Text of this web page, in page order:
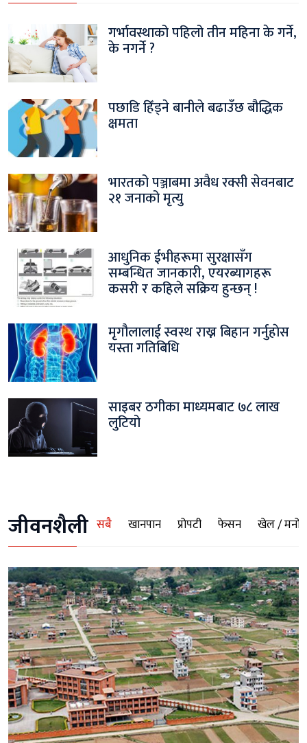
गर्भावस्थाको पहिलो तीन महिना के गर्ने,
के नगर्ने ?
पछाडि हिँड्ने बानीले बढाउँछ बौद्धिक
क्षमता
भारतको पञ्जाबमा अवैध रक्सी सेवनबाट
२१ जनाको मृत्यु
आधुनिक ईभीहरूमा सुरक्षासँग
सम्बन्धित जानकारी, एयरब्यागहरू
कसरी र कहिले सक्रिय हुन्छन् !
मृगौलालाई स्वस्थ राख्न बिहान गर्नुहाेस
यस्ता गतिबिधि
साइबर ठगीका माध्यमबाट ७८ लाख
लुटियो
जीवनशैली सबै खानपान प्रोपटी फेसन खेल /